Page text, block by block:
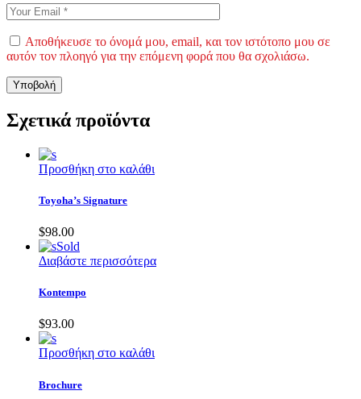
Αποθήκευσε το όνομά μου, email, και τον ιστότοπο μου σε
αυτόν τον πλοηγό για την επόμενη φορά που θα σχολιάσω.
Υποβολή
Σχετικά προϊόντα
Προσθήκη στο καλάθι
Toyoha’s Signature
$98.00
Sold
Διαβάστε περισσότερα
Kontempo
$93.00
Προσθήκη στο καλάθι
Brochure